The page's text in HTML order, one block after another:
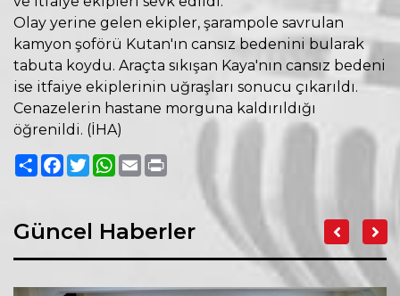
Olay yerine gelen ekipler, şarampole savrulan
kamyon şoförü Kutan'ın cansız bedenini bularak
tabuta koydu. Araçta sıkışan Kaya'nın cansız bedeni
ise itfaiye ekiplerinin uğraşları sonucu çıkarıldı.
Cenazelerin hastane morguna kaldırıldığı
öğrenildi. (İHA)
PaylaşFacebook
TwitterWhatsApp
Email
Güncel Haberler